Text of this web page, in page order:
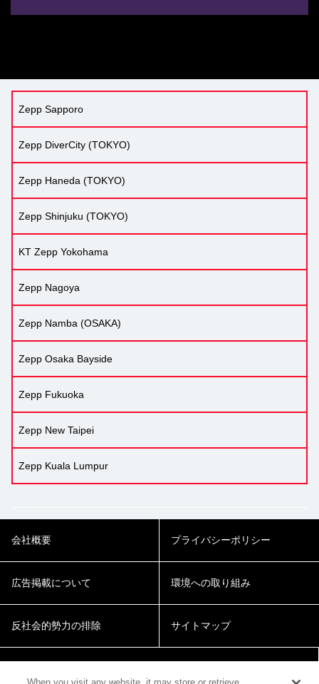
Zepp Sapporo
Zepp DiverCity (TOKYO)
Zepp Haneda (TOKYO)
Zepp Shinjuku (TOKYO)
KT Zepp Yokohama
Zepp Nagoya
Zepp Namba (OSAKA)
Zepp Osaka Bayside
Zepp Fukuoka
Zepp New Taipei
Zepp Kuala Lumpur
会社概要 プライバシーポリシー
広告掲載について 環境への取り組み
反社会的勢力の排除 サイトマップ